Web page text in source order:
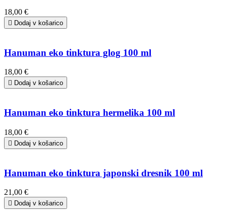
18,00 €
 Dodaj v košarico
Hanuman eko tinktura glog 100 ml
18,00 €
 Dodaj v košarico
Hanuman eko tinktura hermelika 100 ml
18,00 €
 Dodaj v košarico
Hanuman eko tinktura japonski dresnik 100 ml
21,00 €
 Dodaj v košarico